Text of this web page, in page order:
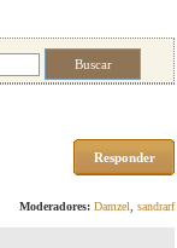
Responder
Moderadores: Damzel sandrarf